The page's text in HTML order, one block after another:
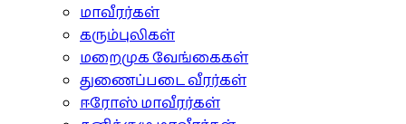
மாவீரர்கள்
கரும்புலிகள்
மறைமுக வேங்கைகள்
துணைப்படை வீரர்கள்
ஈரோஸ் மாவீரர்கள்